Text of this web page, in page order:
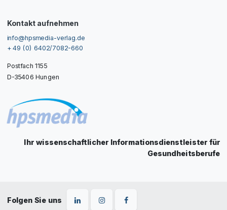
Kontakt aufnehmen
info@hpsmedia-verlag.de
+ 49 (0) 6402/7082-660
Postfach 1155
D-35406 Hungen
Ihr wissenschaftlicher Informationsdienstleister für
Gesundheitsberufe
Folgen Sie uns